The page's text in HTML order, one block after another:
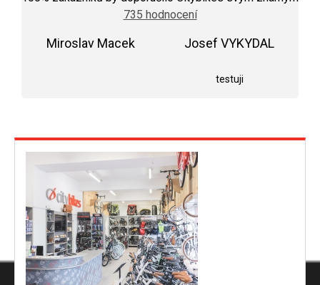
obchodu
je
735 hodnocení
Miroslav Macek Josef VYKYDAL
testuji